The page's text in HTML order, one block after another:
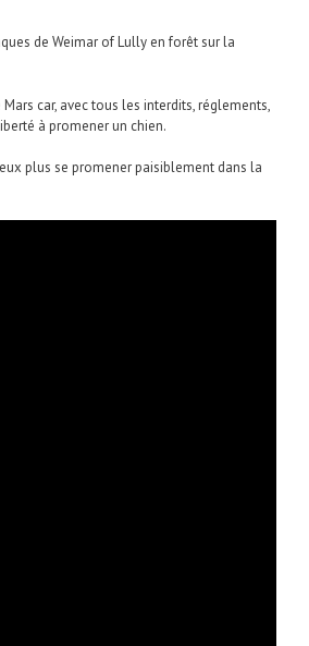
de Weimar of Lully en forêt sur la
car, avec tous les interdits, réglements,
à promener un chien.
plus se promener paisiblement dans la